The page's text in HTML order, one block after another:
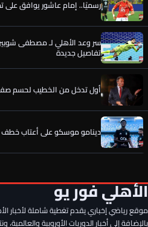
رسميًا.. إمام عاشور يوافق على
سر وعد الأهلي لـ مصطفى
تفاصيل جديدة
أول تدخل من الخطيب لحسم
دينامو موسكو على أعتاب خطف
صفقة الأهلي الجديدة تخطف
الأهلي فور يو
موقع رياضي إخباري يقدم تغطية شاملة لأخبار
بالإضافة إلى أخبار الدوريات الأوروبية والعالمية،